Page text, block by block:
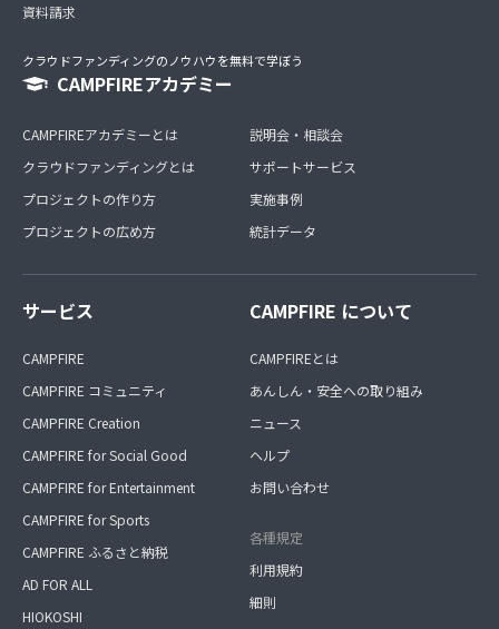
資料請求
クラウドファンディングのノウハウを無料で学ぼう
CAMPFIREアカデミー
CAMPFIREアカデミーとは
クラウドファンディングとは
プロジェクトの作り方
プロジェクトの広め方
説明会・相談会
サポートサービス
実施事例
統計データ
サービス
CAMPFIRE
CAMPFIRE コミュニティ
CAMPFIRE Creation
CAMPFIRE for Social Good
CAMPFIRE for Entertainment
CAMPFIRE for Sports
CAMPFIRE ふるさと納税
AD FOR ALL
HIOKOSHI
CAMPFIRE について
CAMPFIREとは
あんしん・安全への取り組み
ニュース
ヘルプ
お問い合わせ
各種規定
利用規約
細則